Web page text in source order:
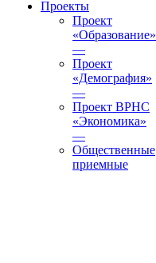
Проекты
Проект
«Образование»
—
Проект
«Демография»
—
Проект ВРНС
«Экономика»
—
Общественные
приемные